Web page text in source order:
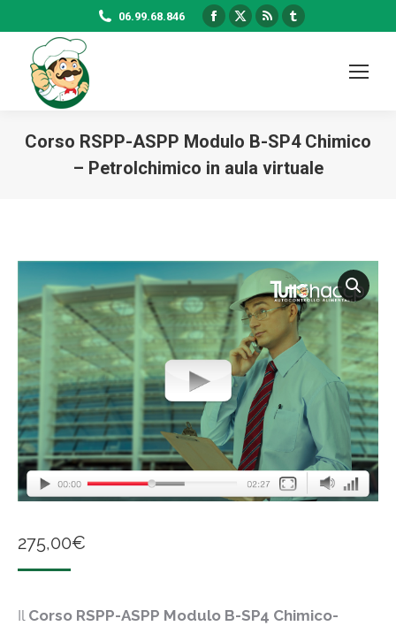
06.99.68.846
Facebook
window
X
window
Rss
window
Tumblr
window
Corso RSPP-ASPP Modulo B-SP4 Chimico
– Petrolchimico in aula virtuale
275,00€
Il Corso RSPP-ASPP Modulo B-SP4 Chimico-